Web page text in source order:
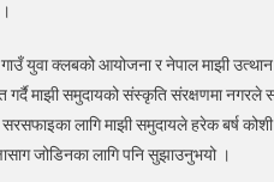
(लदी)
कोशी
पर्व
मनायो
गाउँ युवा क्लबको आयोजना र नेपाल माझी
माझी समुदायको संस्कृति संरक्षणमा
सरसफाइका लागि माझी समुदायले हरेक बर्ष
जोडिनका लागि पनि सुझाउनुभयो ।